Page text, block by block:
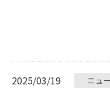
2025/03/19 ニュ